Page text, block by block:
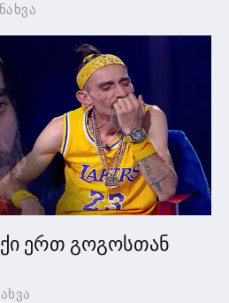
ერთ გოგოსთან